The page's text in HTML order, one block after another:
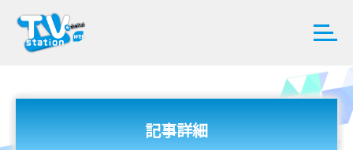
記事詳細